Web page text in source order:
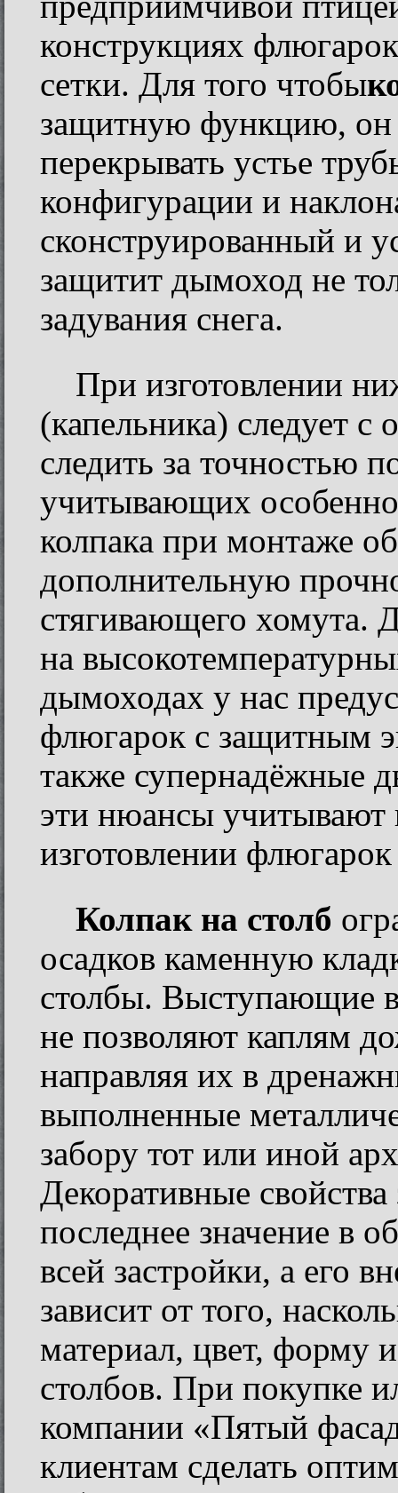
конструкциях
сетки. Для того чтобы
защитную функцию, он
перекрывать устье
конфигурации и
сконструированный и
защитит дымоход не
задувания снега.
При изготовлении
(капельника) следует
следить за точностью
учитывающих
колпака при монтаже
дополнительную
стягивающего хомута.
на
дымоходах у нас
флюгарок с защитным
также супернадёжные
эти нюансы учитывают
изготовлении
Колпак на столб
осадков каменную
столбы. Выступающие
не позволяют каплям
направляя их в
выполненные
забору тот или иной
Декоративные
последнее значение в
всей застройки, а его
зависит от того,
материал, цвет, форму
столбов. При покупке
компании «Пятый
клиентам сделать